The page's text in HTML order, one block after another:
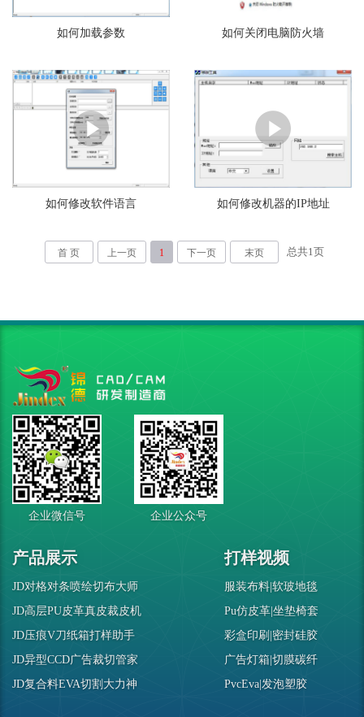
如何加载参数 如何关闭电脑防火墙
如何修改软件语言 如何修改机器的IP地址
首 页 上一页 1 下一页 末页 总共1页
企业微信号 企业公众号
产品展示
JD对格对条喷绘切布大师
JD高层PU皮革真皮裁皮机
JD压痕V刀纸箱打样助手
JD异型CCD广告裁切管家
JD复合料EVA切割大力神
打样视频
服装布料|软玻地毯
Pu仿皮革|坐垫椅套
彩盒印刷|密封硅胶
广告灯箱|切膜碳纤
PvcEva|发泡塑胶